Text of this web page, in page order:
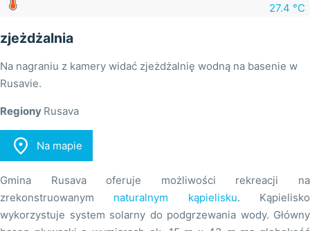
27.4 °C
zjeżdżalnia
Na nagraniu z kamery widać zjeżdżalnię wodną na basenie w
Rusavie.
Regiony Rusava
 Na mapie
Gmina Rusava oferuje możliwości rekreacji na
zrekonstruowanym naturalnym kąpielisku. Kąpielisko
wykorzystuje system solarny do podgrzewania wody. Główny